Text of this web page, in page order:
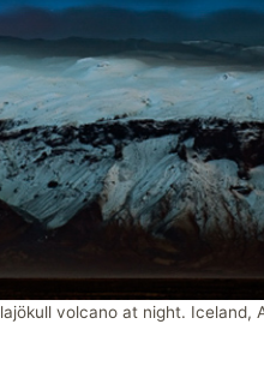
volcano at night. Iceland,